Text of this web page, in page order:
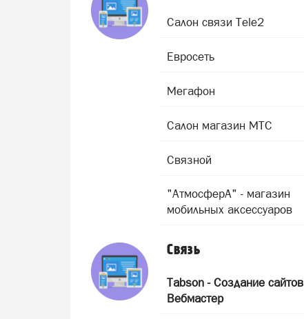
Салон связи Tele2
Евросеть
Мегафон
Салон магазин МТС
Связной
"АтмосферА" - магазин
мобильных аксессуаров
Связь
Tabson - Создание сайтов
Вебмастер